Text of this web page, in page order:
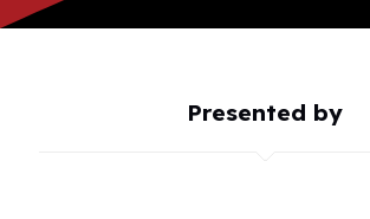
Presented by